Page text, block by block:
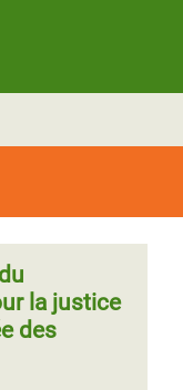
la justice
des